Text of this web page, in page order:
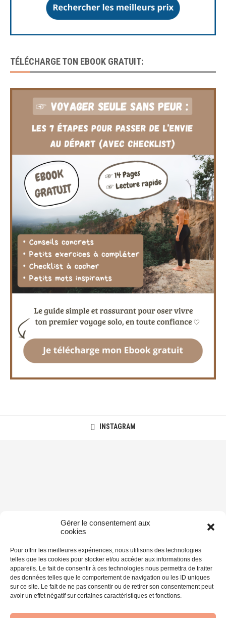
Gérer le consentement aux
cookies
Pour offrir les meilleures expériences, nous utilisons des technologies
telles que les cookies pour stocker et/ou accéder aux informations des
appareils. Le fait de consentir à ces technologies nous permettra de traiter
des données telles que le comportement de navigation ou les ID uniques
sur ce site. Le fait de ne pas consentir ou de retirer son consentement peut
avoir un effet négatif sur certaines caractéristiques et fonctions.
TÉLÉCHARGE TON EBOOK GRATUIT:
INSTAGRAM